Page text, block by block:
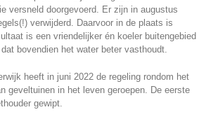
versneld doorgevoerd. Er zijn in augustus
verwijderd. Daarvoor in de plaats is
is een vriendelijker én koeler buitengebied
bovendien het water beter vasthoudt.
heeft in juni 2022 de regeling rondom het
geveltuinen in het leven geroepen. De eerste
gewipt.